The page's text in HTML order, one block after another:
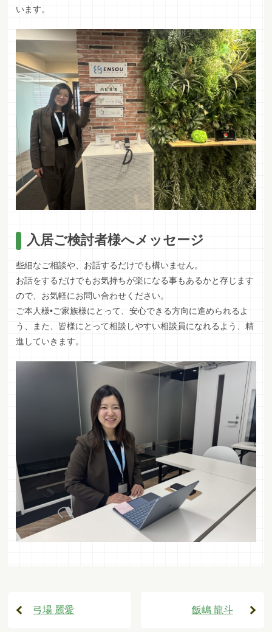
います。
入居ご検討者様へメッセージ
些細なご相談や、お話するだけでも構いません。
お話をするだけでもお気持ちが楽になる事もあるかと存じます
ので、お気軽にお問い合わせください。
ご本人様•ご家族様にとって、安心できる方向に進められるよ
う、また、皆様にとって相談しやすい相談員になれるよう、精
進していきます。
弓場 麗愛 飯嶋 龍斗